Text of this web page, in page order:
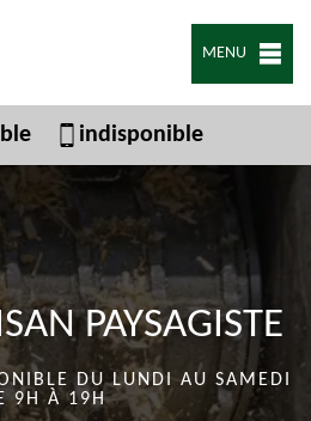
MENU
indisponible
PAYSAGISTE
DU LUNDI AU SAMEDI
9H À 19H